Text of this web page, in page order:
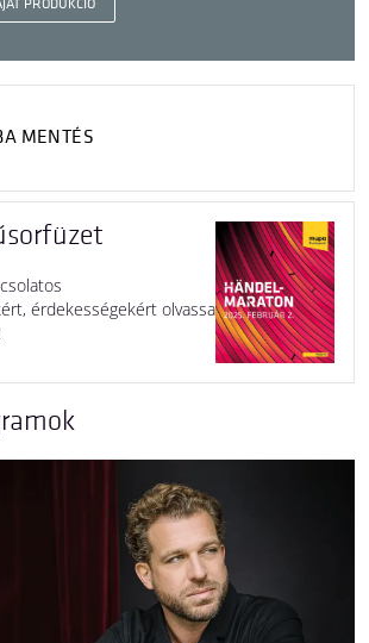
PRODUKCIÓ
MENTÉS
érdekességekért olvassa